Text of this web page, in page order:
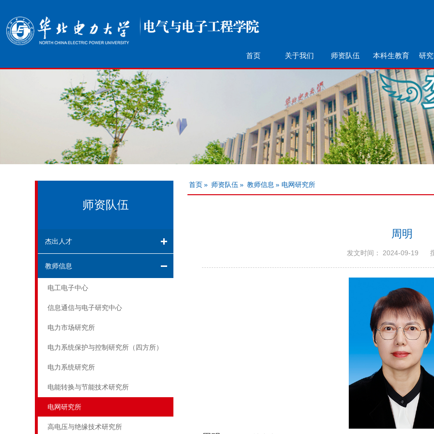
首页 关于我们 师资队伍 本科生教育 研
师资队伍
杰出人才
教师信息
电工电子中心
信息通信与电子研究中心
电力市场研究所
电力系统保护与控制研究所（四方所）
电力系统研究所
电能转换与节能技术研究所
电网研究所
高电压与绝缘技术研究所
首页» 师资队伍 » 教师信息 » 电网研究所
周明
发文时间： 2024-09-19